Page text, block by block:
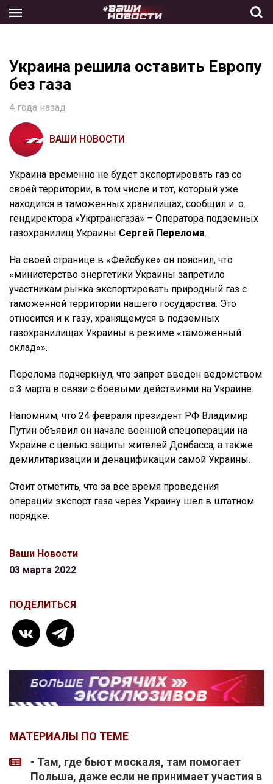
the
Украина решила оставить Европу
без газа
4 года назад
ВАШИ НОВОСТИ
Украина временно не будет экспортировать газ со
своей территории, в том числе и тот, который уже
находится в таможенных хранилищах, сообщил и. о.
гендиректора «Укртрансгаза» – Оператора подземных
газохранилищ Украины Сергей Перелома.
На своей странице в «Фейсбуке» он пояснил, что
«министерство энергетики Украины запретило
участникам рынка экспортировать природный газ с
таможенной территории нашего государства. Это
относится и к газу, хранящемуся в подземных
газохранилищах Украины в режиме «таможенный
склад»».
Перелома подчеркнул, что запрет введен ведомством
с 3 марта в связи с боевыми действиями на Украине.
Напомним, что 24 февраля президент РФ Владимир
Путин объявил он начале военной спецоперации на
Украине с целью защиты жителей Донбасса, а также
демилитаризации и денацификации самой Украины.
Стоит отметить, что за все время проведения
операции экспорт газа через Украину шел в штатном
порядке.
Ваши Новости
03 марта 2022
ПОДЕЛИТЬСЯ
МАТЕРИАЛЫ ПО ТЕМЕ
- Там, где бьют москаля, там помогает
Польша, даже если не принимает участия в